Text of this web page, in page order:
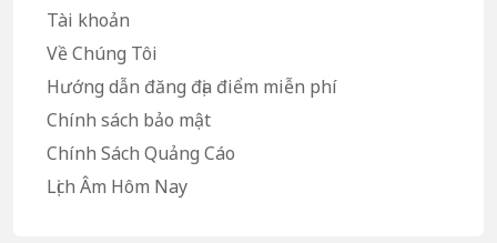
Tài khoản
Về Chúng Tôi
Hướng dẫn đăng địa điểm miễn phí
Chính sách bảo mật
Chính Sách Quảng Cáo
Lịch Âm Hôm Nay